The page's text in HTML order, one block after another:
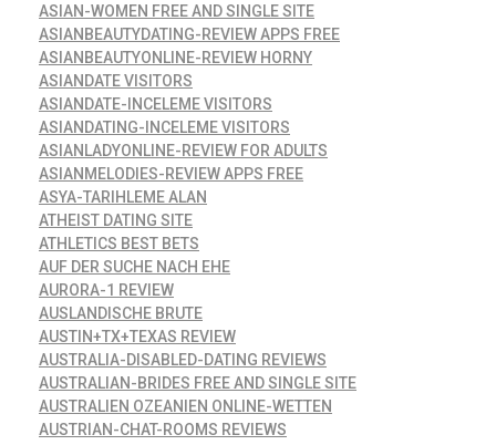
ASIAN-WOMEN FREE AND SINGLE SITE
ASIANBEAUTYDATING-REVIEW APPS FREE
ASIANBEAUTYONLINE-REVIEW HORNY
ASIANDATE VISITORS
ASIANDATE-INCELEME VISITORS
ASIANDATING-INCELEME VISITORS
ASIANLADYONLINE-REVIEW FOR ADULTS
ASIANMELODIES-REVIEW APPS FREE
ASYA-TARIHLEME ALAN
ATHEIST DATING SITE
ATHLETICS BEST BETS
AUF DER SUCHE NACH EHE
AURORA-1 REVIEW
AUSLANDISCHE BRUTE
AUSTIN+TX+TEXAS REVIEW
AUSTRALIA-DISABLED-DATING REVIEWS
AUSTRALIAN-BRIDES FREE AND SINGLE SITE
AUSTRALIEN OZEANIEN ONLINE-WETTEN
AUSTRIAN-CHAT-ROOMS REVIEWS